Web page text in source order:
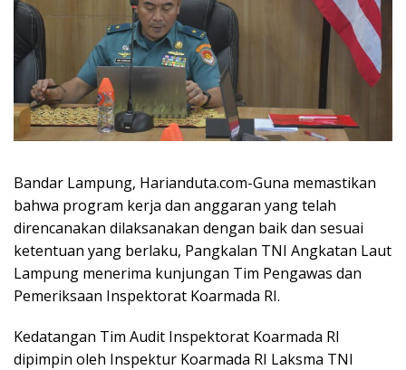
Bandar Lampung, Harianduta.com-Guna memastikan
bahwa program kerja dan anggaran yang telah
direncanakan dilaksanakan dengan baik dan sesuai
ketentuan yang berlaku, Pangkalan TNI Angkatan Laut
Lampung menerima kunjungan Tim Pengawas dan
Pemeriksaan Inspektorat Koarmada RI.
Kedatangan Tim Audit Inspektorat Koarmada RI
dipimpin oleh Inspektur Koarmada RI Laksma TNI